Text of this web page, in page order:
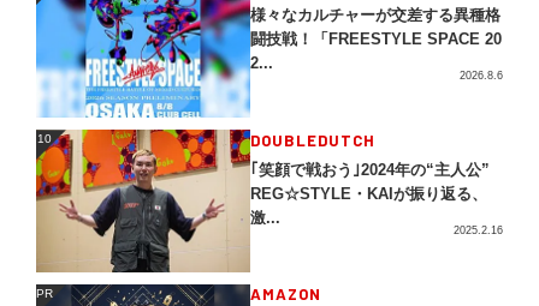
様々なカルチャーが交差する異種格
闘技戦！「FREESTYLE SPACE 20
2...
2026.8.6
10 DOUBLEDUTCH
｢笑顔で戦おう｣2024年の“主人公”
REG☆STYLE・KAIが振り返る、
激...
2025.2.16
PR AMAZON